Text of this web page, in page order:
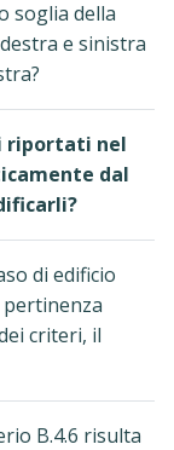
soglia della
e sinistra
riportati nel
dal
di edificio
criteri, il
B.4.6 risulta